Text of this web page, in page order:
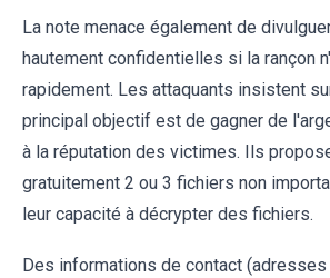
La note menace également de
hautement confidentielles si la rançon
rapidement. Les attaquants insistent
principal objectif est de gagner de
à la réputation des victimes. Ils
gratuitement 2 ou 3 fichiers non
leur capacité à décrypter des fichiers.
Des informations de contact (adresses